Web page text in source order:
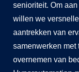
senioriteit. Om
willen we
aantrekken van
samenwerken met
overnemen van